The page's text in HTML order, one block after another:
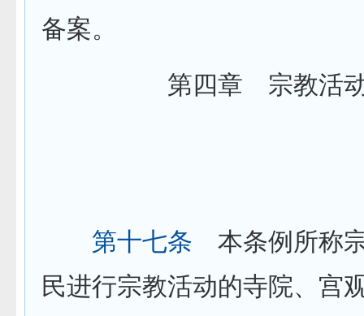
备案。
第四章 宗教活动
第十七条 本条例所称
民进行宗教活动的寺院、宫